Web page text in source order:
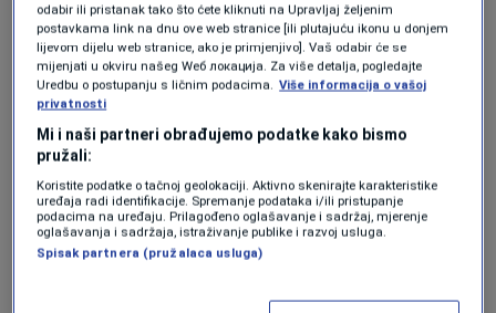
odabir ili pristanak tako što ćete kliknuti na Upravljaj željenim
postavkama link na dnu ove web stranice [ili plutajuću ikonu u donjem
lijevom dijelu web stranice, ako je primjenjivo]. Vaš odabir će se
mijenjati u okviru našeg Wеб локација. Za više detalja, pogledajte
Uredbu o postupanju s ličnim podacima. Više informacija o vašoj
privatnosti
Mi i naši partneri obrađujemo podatke kako bismo
pružali:
Koristite podatke o tačnoj geolokaciji. Aktivno skenirajte karakteristike
uređaja radi identifikacije. Spremanje podataka i/ili pristupanje
podacima na uređaju. Prilagođeno oglašavanje i sadržaj, mjerenje
oglašavanja i sadržaja, istraživanje publike i razvoj usluga.
Spisak partnera (pružalaca usluga)